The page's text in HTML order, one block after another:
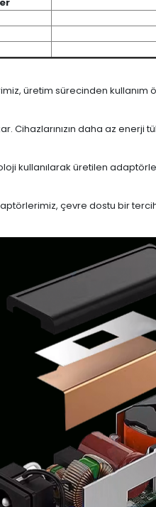
üretim sürecinden
Cihazlarınızın daha az enerji
kullanılarak üretilen
çevre dostu bir tercih